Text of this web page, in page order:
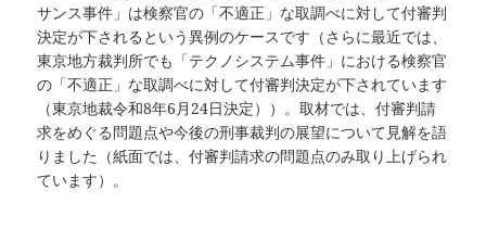
サンス事件」は検察官の「不適正」な取調べに対して付審判
決定が下されるという異例のケースです（さらに最近では、
東京地方裁判所でも「テクノシステム事件」における検察官
の「不適正」な取調べに対して付審判決定が下されています
（東京地裁令和8年6月24日決定））。取材では、付審判請
求をめぐる問題点や今後の刑事裁判の展望について見解を語
りました（紙面では、付審判請求の問題点のみ取り上げられ
ています）。